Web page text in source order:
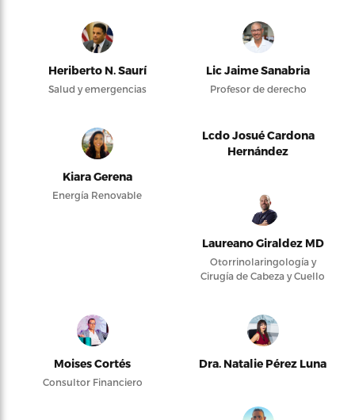
Heriberto N. Saurí
Salud y emergencias
Lic Jaime Sanabria
Profesor de derecho
Kiara Gerena
Energía Renovable
Lcdo Josué Cardona
Hernández
Laureano Giraldez MD
Otorrinolaringología y
Cirugía de Cabeza y Cuello
Moises Cortés
Consultor Financiero
Dra. Natalie Pérez Luna